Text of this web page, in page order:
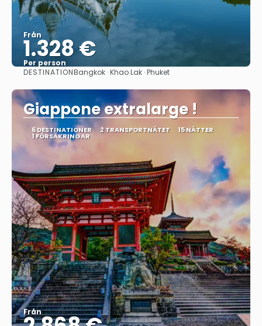
Från
1.328 €
Per person
Se
DESTINATIONBangkok · Khao Lak · Phuket
Giappone extralarge !
6 DESTINATIONER 2 TRANSPORTNÄTET 15 NÄTTER
1 FÖRSÄKRINGAR
Från